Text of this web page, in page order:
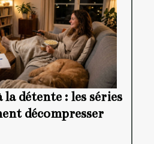
détente : les séries
décompresser